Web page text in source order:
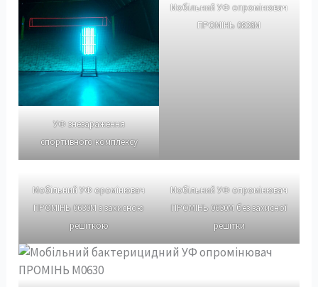
УФ знезараження
спортивного комплексу
Мобільний УФ опромінювач
ПРОМІНЬ 0836М
Мобільний УФ оромінювач
ПРОМІНЬ 0630М з захисною
решіткою
Мобільний УФ опромінювач
ПРОМІНЬ 0630М без захисної
решітки